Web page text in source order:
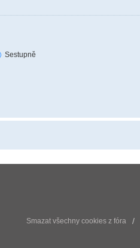
Sestupně
Smazat všechny cookies z fóra